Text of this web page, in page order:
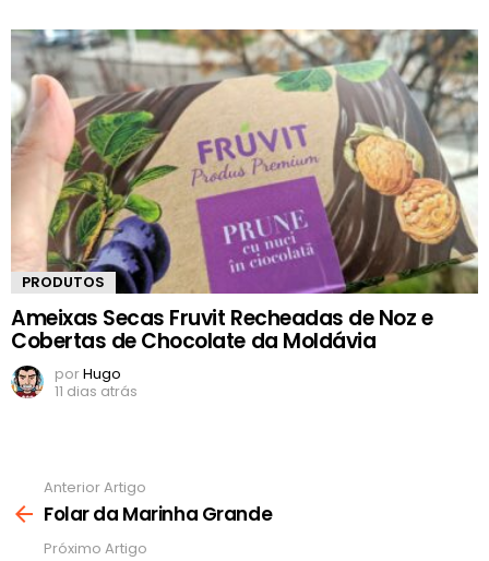
PRODUTOS
Ameixas Secas Fruvit Recheadas de Noz e
Cobertas de Chocolate da Moldávia
porHugo
11 dias atrás
mais
Anterior Artigo
Folar da Marinha Grande
Próximo Artigo